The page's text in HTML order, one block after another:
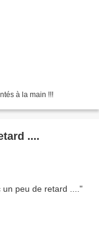
à la main !!!
....